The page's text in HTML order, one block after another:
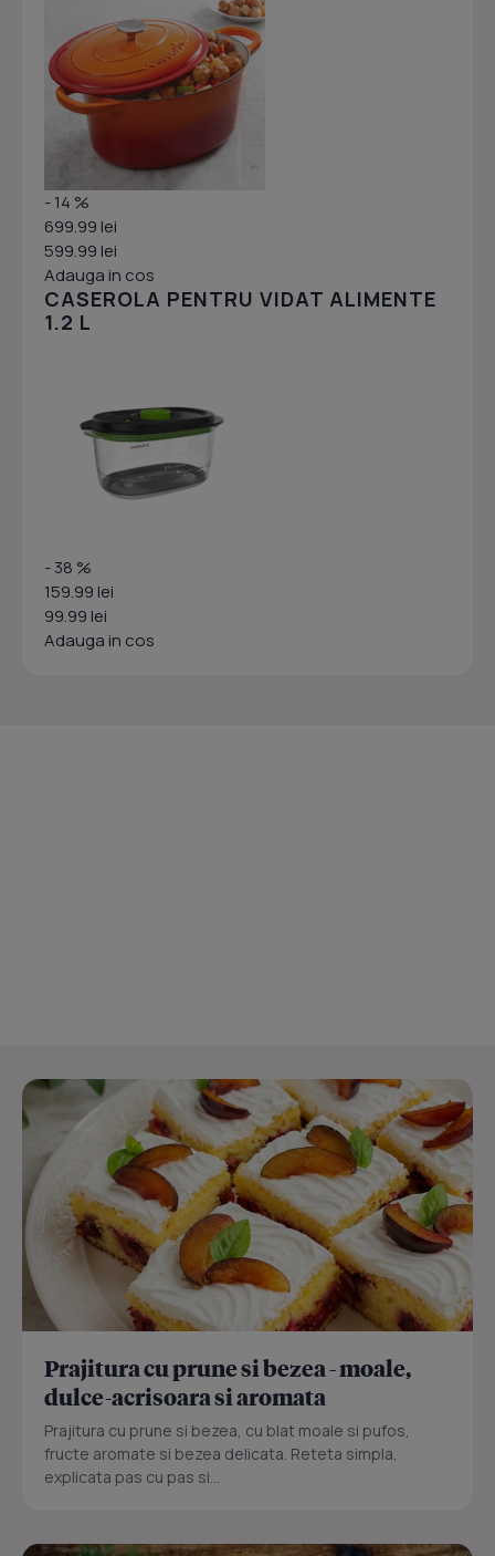
- 14 %
699.99 lei
599.99 lei
Adauga in cos
CASEROLA PENTRU VIDAT ALIMENTE
1.2 L
- 38 %
159.99 lei
99.99 lei
Adauga in cos
Prajitura cu prune si bezea - moale,
dulce-acrisoara si aromata
Prajitura cu prune si bezea, cu blat moale si pufos,
fructe aromate si bezea delicata. Reteta simpla,
explicata pas cu pas si...